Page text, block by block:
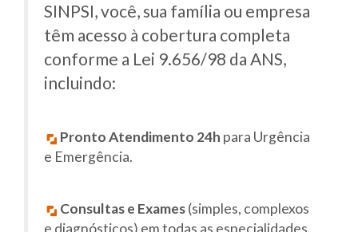
SINPSI, você, sua família ou empresa
têm acesso à cobertura completa
conforme a Lei 9.656/98 da ANS,
incluindo:
Pronto Atendimento 24h para Urgência
e Emergência.
Consultas e Exames(simples, complexos
e diagnósticos) em todas as especialidades.